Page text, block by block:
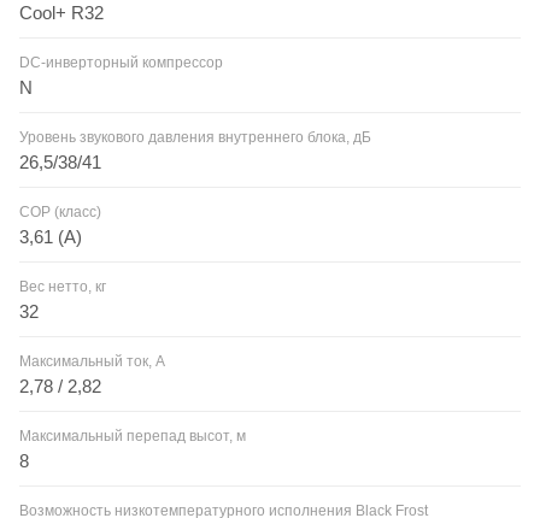
Cool+ R32
DC-инверторный компрессор
N
Уровень звукового давления внутреннего блока, дБ
26,5/38/41
COP (класс)
3,61 (A)
Вес нетто, кг
32
Максимальный ток, А
2,78 / 2,82
Максимальный перепад высот, м
8
Возможность низкотемпературного исполнения Black Frost